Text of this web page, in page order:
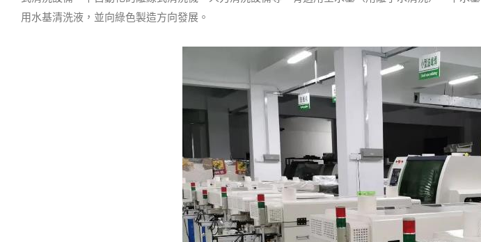
用水基清洗液，並向綠色製造方向發展。